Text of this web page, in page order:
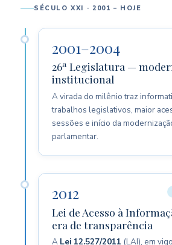
SÉCULO XXI · 2001 – HOJE
2001–2004
26ª Legislatura —
institucional
A virada do milênio traz
trabalhos legislativos, maior
sessões e início da
parlamentar.
2012
Lei de Acesso à
era de transparência
A Lei 12.527/2011 (LAI), em